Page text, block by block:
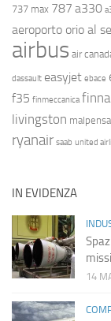
737 max 787 a330
aeroporto orio al
airbus air
dassault easyjet ebace
f35 finmeccanica
livingston malpensa
ryanair saab united
IN EVIDENZA
14